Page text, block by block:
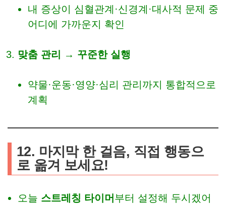
내 증상이 심혈관계·신경계·대사적 문제 중
어디에 가까운지 확인
맞춤 관리 → 꾸준한 실행
약물·운동·영양·심리 관리까지 통합적으로
계획
12. 마지막 한 걸음, 직접 행동으
로 옮겨 보세요!
오늘 스트레칭 타이머 부터 설정해 두시겠어